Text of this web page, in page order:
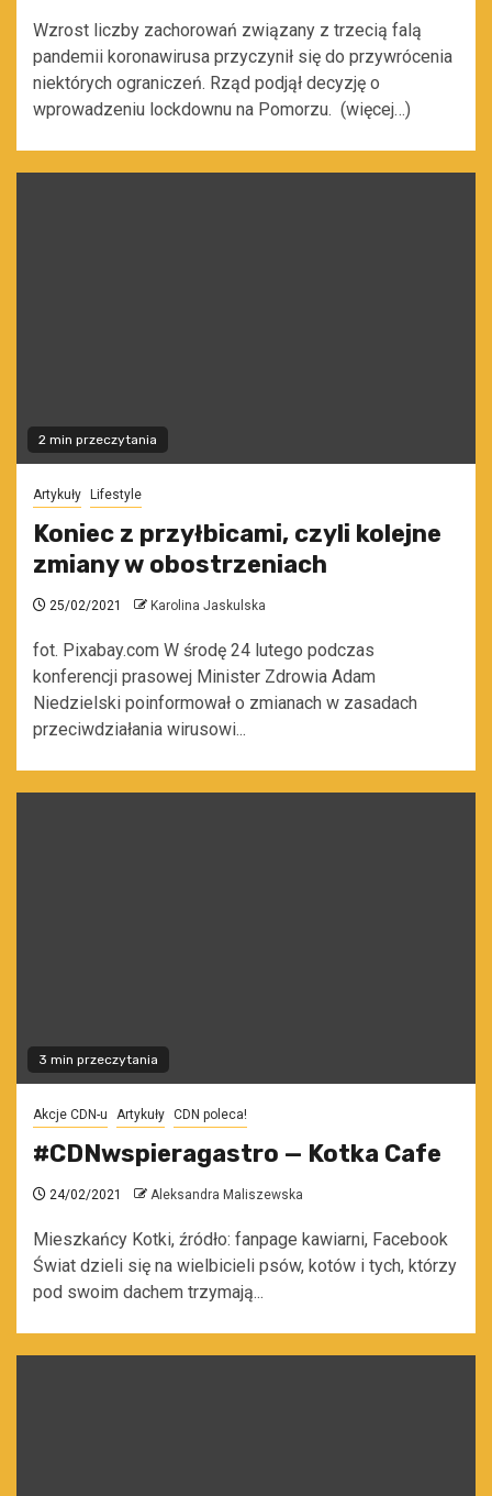
Wzrost liczby zachorowań związany z trzecią falą
pandemii koronawirusa przyczynił się do przywrócenia
niektórych ograniczeń. Rząd podjął decyzję o
wprowadzeniu lockdownu na Pomorzu. (więcej…)
2 min przeczytania
Artykuły Lifestyle
Koniec z przyłbicami, czyli kolejne
zmiany w obostrzeniach
25/02/2021 Karolina Jaskulska
fot. Pixabay.com W środę 24 lutego podczas
konferencji prasowej Minister Zdrowia Adam
Niedzielski poinformował o zmianach w zasadach
przeciwdziałania wirusowi...
3 min przeczytania
Akcje CDN-u Artykuły CDN poleca!
#CDNwspieragastro — Kotka Cafe
24/02/2021 Aleksandra Maliszewska
Mieszkańcy Kotki, źródło: fanpage kawiarni, Facebook
Świat dzieli się na wielbicieli psów, kotów i tych, którzy
pod swoim dachem trzymają...